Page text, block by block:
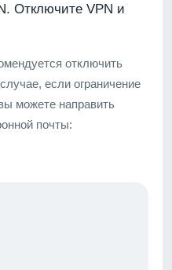
Отключите VPN и
отключить
если ограничение
можете направить
почты: